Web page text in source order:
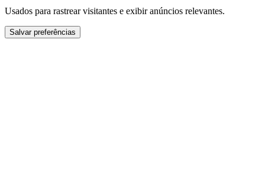
Usados para rastrear visitantes e exibir anúncios relevantes.
Salvar preferências